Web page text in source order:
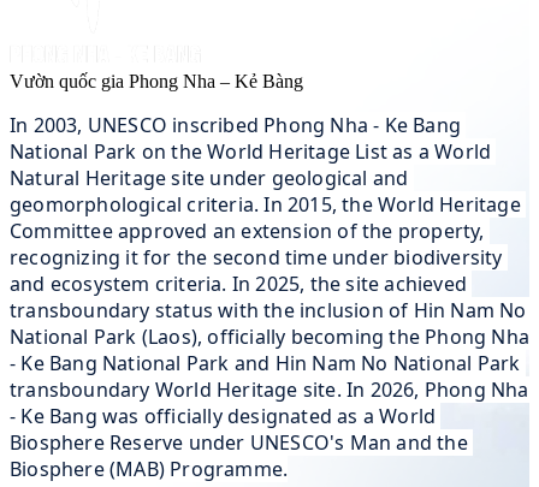
Vườn quốc gia Phong Nha – Kẻ Bàng
In 2003, UNESCO inscribed Phong Nha - Ke Bang
National Park on the World Heritage List as a World
Natural Heritage site under geological and
geomorphological criteria. In 2015, the World Heritage
Committee approved an extension of the property,
recognizing it for the second time under biodiversity
and ecosystem criteria. In 2025, the site achieved
transboundary status with the inclusion of Hin Nam No
National Park (Laos), officially becoming the Phong Nha
- Ke Bang National Park and Hin Nam No National Park
transboundary World Heritage site. In 2026, Phong Nha
- Ke Bang was officially designated as a World
Biosphere Reserve under UNESCO's Man and the
Biosphere (MAB) Programme.